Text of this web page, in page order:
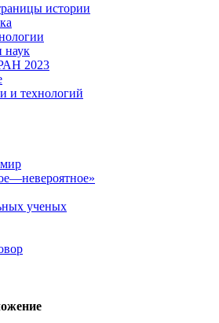
истории
наук
2023
и технологий
ученых